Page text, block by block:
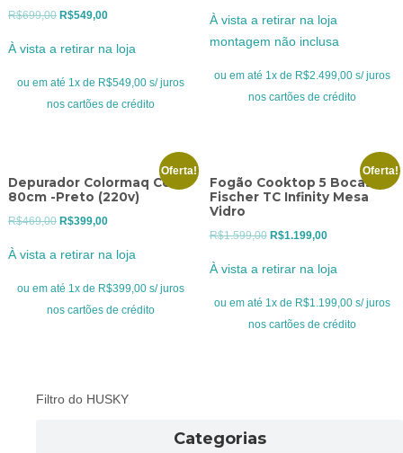
R$699,00 O
era:
R$699,00.
R$549,00O
atual
é:
R$549,00.
À vista a retirar na loja
ou em até 1x de R$549,00 s/ juros
nos cartões de crédito
R$2.899,00.
atual
R$2.499,00.
À vista a retirar na loja
montagem não inclusa
ou em até 1x de R$2.499,00 s/ juros
nos cartões de crédito
Oferta!
Depurador Colormaq Cook
80cm -Preto (220v)
R$469,00 O
original
era:
R$469,00.
R$399,00O
atual
é:
R$399,00.
À vista a retirar na loja
ou em até 1x de R$399,00 s/ juros
nos cartões de crédito
Oferta!
Fogão Cooktop 5 Bocas
Fischer TC Infinity Mesa
Vidro
R$1.599,00 O
original
era:
R$1.599,00.
R$1.199,00O
atual
é:
R$1.199,00.
À vista a retirar na loja
ou em até 1x de R$1.199,00 s/ juros
nos cartões de crédito
Filtro do HUSKY
Categorias